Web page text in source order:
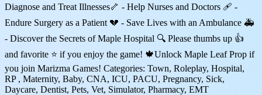
Diagnose and Treat Illnesses🦴 - Help Nurses and Doctors 🩹 -
Endure Surgery as a Patient 💔 - Save Lives with an Ambulance 🚑
- Discover the Secrets of Maple Hospital 🔍 Please thumbs up 👍
and favorite ⭐ if you enjoy the game! 🍁Unlock Maple Leaf Prop if
you join Marizma Games! Categories: Town, Roleplay, Hospital,
RP , Maternity, Baby, CNA, ICU, PACU, Pregnancy, Sick,
Daycare, Dentist, Pets, Vet, Simulator, Pharmacy, EMT